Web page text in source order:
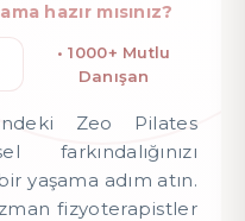
hazır mısınız?
• 1000+ Mutlu
Danışan
Zeo Pilates
farkındalığınızı
yaşama adım atın.
fizyoterapistler